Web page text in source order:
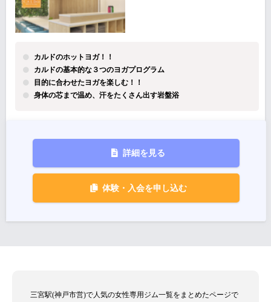
カルドのホットヨガ！！
カルドの基本的な３つのヨガプログラム
目的に合わせたヨガを楽しむ！！
身体の芯まで温め、汗をたくさん出す岩盤浴
詳細を見る
体験・入会を申し込む
三宮駅(神戸市営)で人気の女性専用ジム一覧をまとめたページで